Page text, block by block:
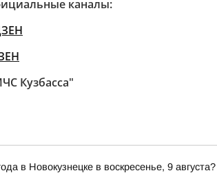
каналы:
Кузбасса"
в Новокузнецке в воскресенье, 9 августа?